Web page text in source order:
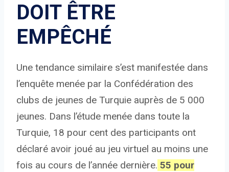
DOIT ÊTRE
EMPÊCHÉ
Une tendance similaire s’est manifestée dans
l’enquête menée par la Confédération des
clubs de jeunes de Turquie auprès de 5 000
jeunes. Dans l’étude menée dans toute la
Turquie, 18 pour cent des participants ont
déclaré avoir joué au jeu virtuel au moins une
fois au cours de l’année dernière. 55 pour